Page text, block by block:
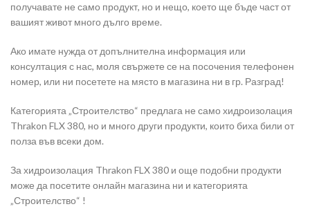
получавате не само продукт, но и нещо, което ще бъде част от
вашият живот много дълго време.
Ако имате нужда от допълнителна информация или
консултация с нас, моля свържете се на посочения телефонен
номер, или ни посетете на място в магазина ни в гр. Разград!
Категорията „Строителство“ предлага не само хидроизолация
Thrakon FLX 380, но и много други продукти, които биха били от
полза във всеки дом.
За хидроизолация Thrakon FLX 380 и още подобни продукти
може да посетите онлайн магазина ни и категорията
„Строителство“ !